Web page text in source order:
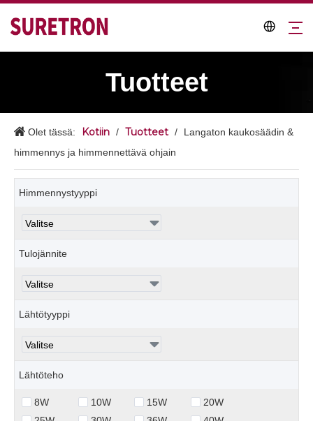
Tuotteet
Olet tässä: Kotiin / Tuotteet /
Langaton kaukosäädin &
himmennys ja himmennettävä ohjain
Himmennystyyppi
Tulojännite
Lähtötyyppi
Lähtöteho
8W 10W 15W
20W